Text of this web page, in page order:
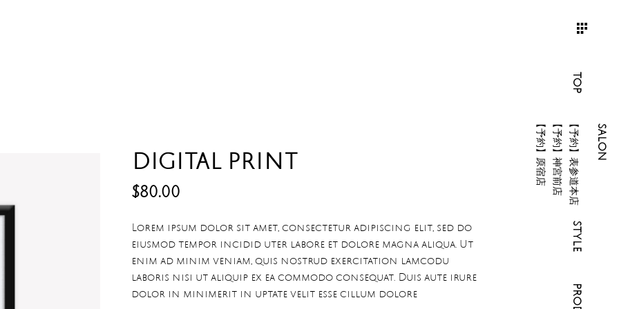
TOP
SALON
【予約】表参道本店
【予約】神宮前店
【予約】原宿店
STYLE
DIGITAL PRINT
$80.00
Lorem ipsum dolor sit amet, consectetur adipiscing elit, sed do
eiusmod tempor incidid uter labore et dolore magna aliqua. Ut
enim ad minim veniam, quis nostrud exercitation lamcodu
laboris nisi ut aliquip ex ea commodo consequat. Duis aute irure
dolor in minimerit in uptate velit esse cillum dolore